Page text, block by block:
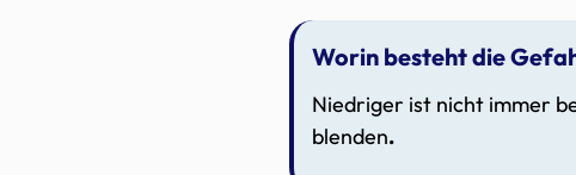
Worin besteht die
Niedriger ist nicht immer
blenden.